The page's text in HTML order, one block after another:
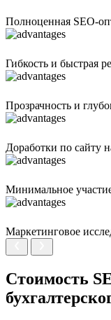
Полноценная SEO-
Гибкость и быстрая
Прозрачность и
Доработки по сайту
Минимальное
Маркетинговое
Стоимость